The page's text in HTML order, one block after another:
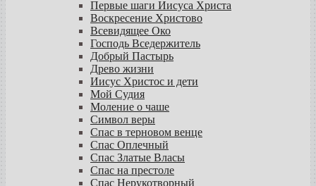
Первые шаги Иисуса Христа
Воскресение Христово
Всевидящее Око
Господь Вседержитель
Добрый Пастырь
Древо жизни
Иисус Христос и дети
Мой Судия
Моление о чаше
Символ веры
Спас в терновом венце
Спас Оплечный
Спас Златые Власы
Спас на престоле
Спас Нерукотворный